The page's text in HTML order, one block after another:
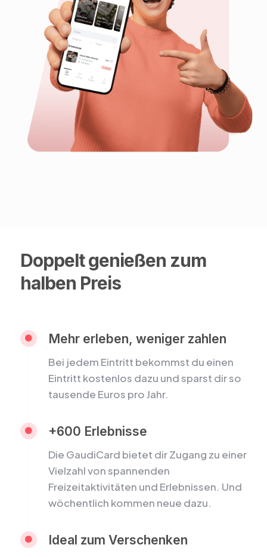
Doppelt genießen zum
halben Preis
 Mehr erleben, weniger zahlen
Bei jedem Eintritt bekommst du einen
Eintritt kostenlos dazu und sparst dir so
tausende Euros pro Jahr.
 +600 Erlebnisse
Die GaudiCard bietet dir Zugang zu einer
Vielzahl von spannenden
Freizeitaktivitäten und Erlebnissen. Und
wöchentlich kommen neue dazu.
 Ideal zum Verschenken